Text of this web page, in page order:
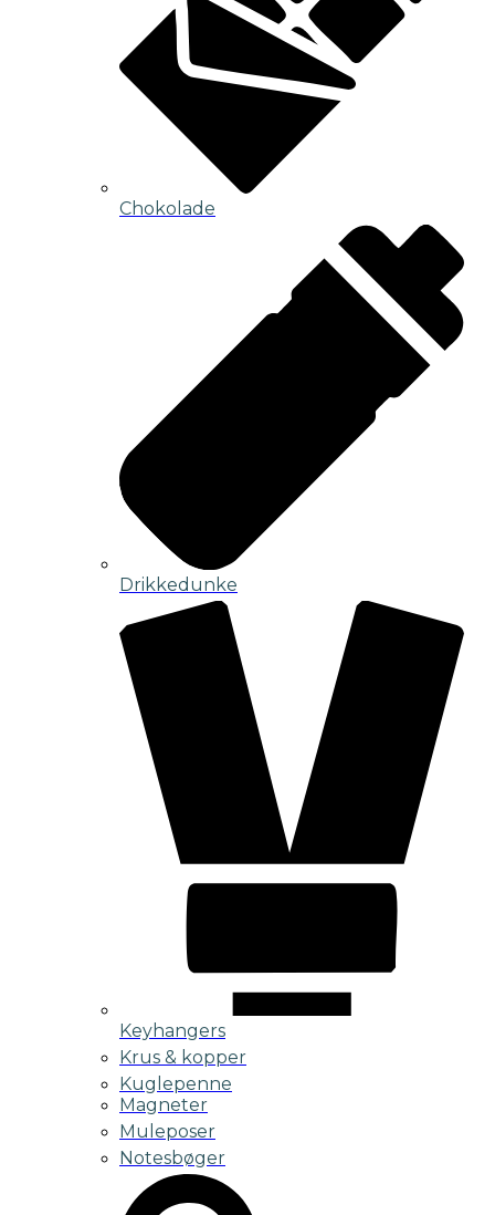
Chokolade
Drikkedunke
Keyhangers
Krus & kopper
Kuglepenne
Magneter
Muleposer
Notesbøger